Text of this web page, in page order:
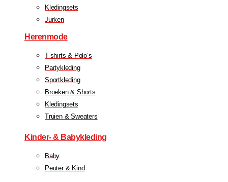
Kledingsets
Jurken
Herenmode
T-shirts & Polo’s
Partykleding
Sportkleding
Broeken & Shorts
Kledingsets
Truien & Sweaters
Kinder- & Babykleding
Baby
Peuter & Kind